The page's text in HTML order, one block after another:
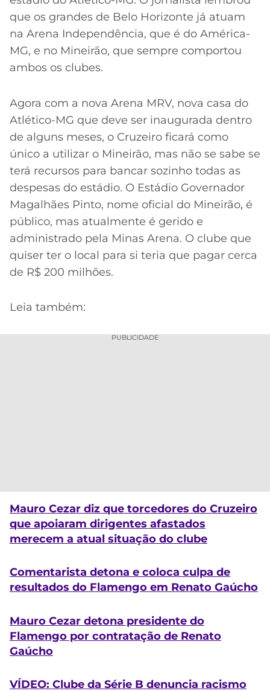
que os grandes de Belo Horizonte já atuam
na Arena Independência, que é do América-
MG, e no Mineirão, que sempre comportou
ambos os clubes.
Agora com a nova Arena MRV, nova casa do
Atlético-MG que deve ser inaugurada dentro
de alguns meses, o Cruzeiro ficará como
único a utilizar o Mineirão, mas não se sabe se
terá recursos para bancar sozinho todas as
despesas do estádio. O Estádio Governador
Magalhães Pinto, nome oficial do Mineirão, é
público, mas atualmente é gerido e
administrado pela Minas Arena. O clube que
quiser ter o local para si teria que pagar cerca
de R$ 200 milhões.
Leia também:
PUBLICIDADE
Mauro Cezar diz que torcedores do Cruzeiro
que apoiaram dirigentes afastados
merecem a atual situação do clube
Comentarista detona e coloca culpa de
resultados do Flamengo em Renato Gaúcho
Mauro Cezar detona presidente do
Flamengo por contratação de Renato
Gaúcho
VÍDEO: Clube da Série B denuncia racismo